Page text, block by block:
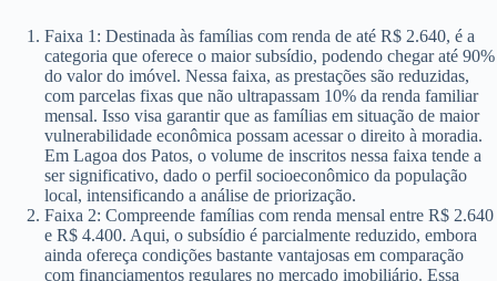
Faixa 1: Destinada às famílias com renda de até R$ 2.640, é a
categoria que oferece o maior subsídio, podendo chegar até 90%
do valor do imóvel. Nessa faixa, as prestações são reduzidas,
com parcelas fixas que não ultrapassam 10% da renda familiar
mensal. Isso visa garantir que as famílias em situação de maior
vulnerabilidade econômica possam acessar o direito à moradia.
Em Lagoa dos Patos, o volume de inscritos nessa faixa tende a
ser significativo, dado o perfil socioeconômico da população
local, intensificando a análise de priorização.
Faixa 2: Compreende famílias com renda mensal entre R$ 2.640
e R$ 4.400. Aqui, o subsídio é parcialmente reduzido, embora
ainda ofereça condições bastante vantajosas em comparação
com financiamentos regulares no mercado imobiliário. Essa